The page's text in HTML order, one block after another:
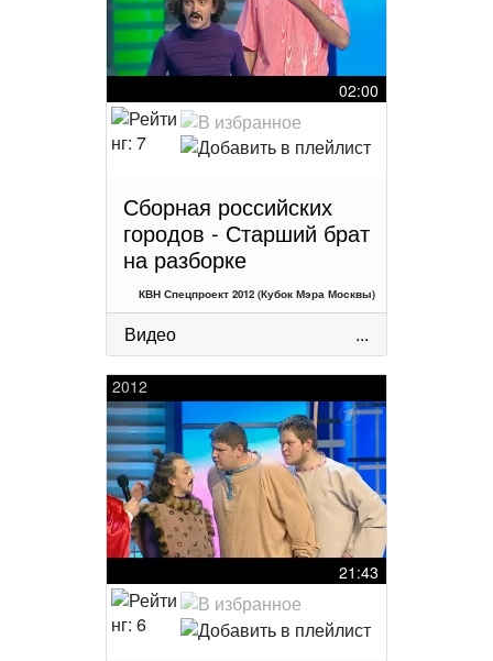
02:00
Сборная российских
городов - Старший брат
на разборке
КВН Спецпроект 2012 (Кубок Мэра Москвы)
Видео ...
2012
21:43